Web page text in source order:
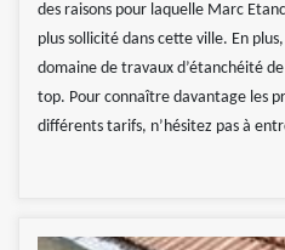
des raisons pour laquelle Marc
plus sollicité dans cette ville. En
domaine de travaux d’étanchéité
top. Pour connaître davantage les
différents tarifs, n’hésitez pas à